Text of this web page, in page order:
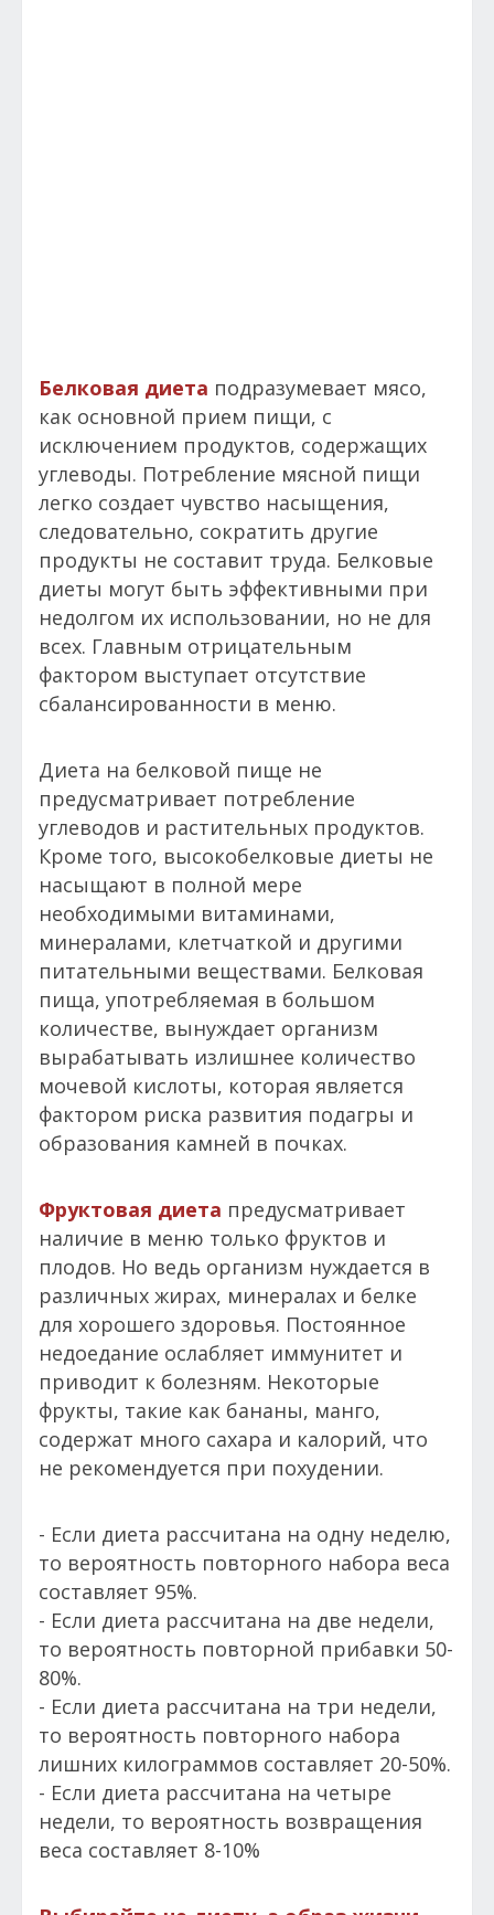
Белковая диета подразумевает мясо,
как основной прием пищи, с
исключением продуктов, содержащих
углеводы. Потребление мясной пищи
легко создает чувство насыщения,
следовательно, сократить другие
продукты не составит труда. Белковые
диеты могут быть эффективными при
недолгом их использовании, но не для
всех. Главным отрицательным
фактором выступает отсутствие
сбалансированности в меню.
Диета на белковой пище не
предусматривает потребление
углеводов и растительных продуктов.
Кроме того, высокобелковые диеты не
насыщают в полной мере
необходимыми витаминами,
минералами, клетчаткой и другими
питательными веществами. Белковая
пища, употребляемая в большом
количестве, вынуждает организм
вырабатывать излишнее количество
мочевой кислоты, которая является
фактором риска развития подагры и
образования камней в почках.
Фруктовая диета предусматривает
наличие в меню только фруктов и
плодов. Но ведь организм нуждается в
различных жирах, минералах и белке
для хорошего здоровья. Постоянное
недоедание ослабляет иммунитет и
приводит к болезням. Некоторые
фрукты, такие как бананы, манго,
содержат много сахара и калорий, что
не рекомендуется при похудении.
- Если диета рассчитана на одну неделю,
то вероятность повторного набора веса
составляет 95%.
- Если диета рассчитана на две недели,
то вероятность повторной прибавки 50-
80%.
- Если диета рассчитана на три недели,
то вероятность повторного набора
лишних килограммов составляет 20-50%.
- Если диета рассчитана на четыре
недели, то вероятность возвращения
веса составляет 8-10%